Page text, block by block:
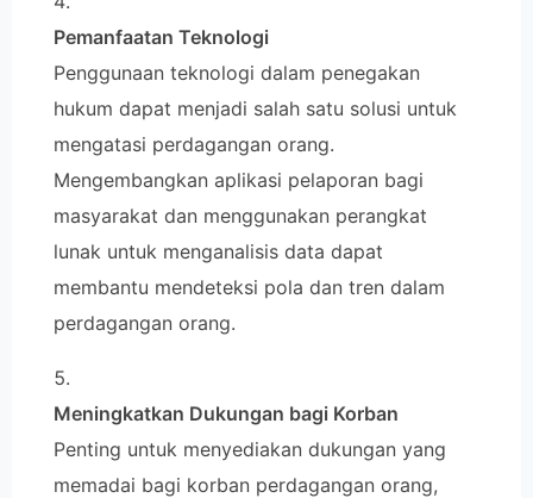
Pemanfaatan Teknologi
Penggunaan teknologi dalam penegakan
hukum dapat menjadi salah satu solusi untuk
mengatasi perdagangan orang.
Mengembangkan aplikasi pelaporan bagi
masyarakat dan menggunakan perangkat
lunak untuk menganalisis data dapat
membantu mendeteksi pola dan tren dalam
perdagangan orang.
Meningkatkan Dukungan bagi Korban
Penting untuk menyediakan dukungan yang
memadai bagi korban perdagangan orang,